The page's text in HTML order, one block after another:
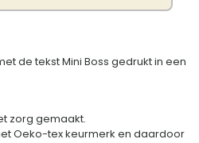
de tekst Mini Boss gedrukt in een
zorg gemaakt.
Oeko-tex keurmerk en daardoor